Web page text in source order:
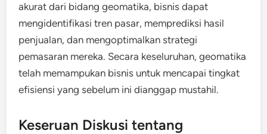
akurat dari bidang geomatika, bisnis dapat
mengidentifikasi tren pasar, memprediksi hasil
penjualan, dan mengoptimalkan strategi
pemasaran mereka. Secara keseluruhan, geomatika
telah memampukan bisnis untuk mencapai tingkat
efisiensi yang sebelum ini dianggap mustahil.
Keseruan Diskusi tentang